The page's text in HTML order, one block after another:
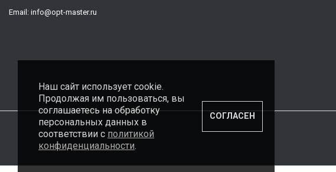
Email: info@opt-master.ru
Наш сайт использует cookie.
Продолжая им пользоваться, вы
соглашаетесь на обработку
персональных данных в
соответствии с политикой
конфиденциальности.
СОГЛАСЕН